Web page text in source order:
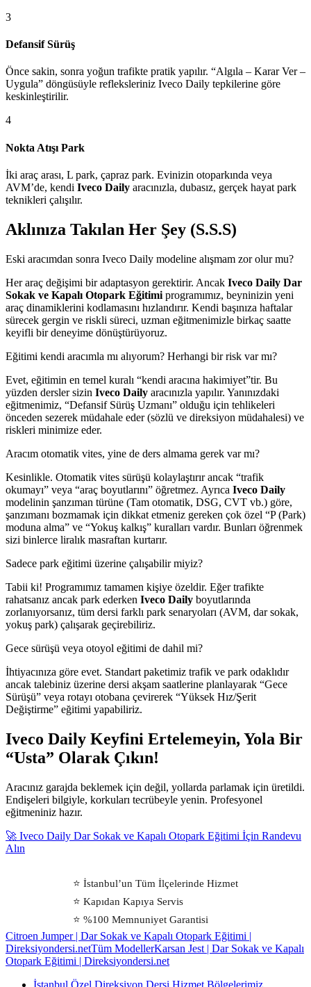
3
Defansif Sürüş
Önce sakin, sonra yoğun trafikte pratik yapılır. “Algıla – Karar Ver –
Uygula” döngüsüyle refleksleriniz Iveco Daily tepkilerine göre
keskinleştirilir.
4
Nokta Atışı Park
İki araç arası, L park, çapraz park. Evinizin otoparkında veya
AVM’de, kendi Iveco Daily aracınızla, dubasız, gerçek hayat park
teknikleri çalışılır.
Aklınıza Takılan Her Şey (S.S.S)
Eski aracımdan sonra Iveco Daily modeline alışmam zor olur mu?
Her araç değişimi bir adaptasyon gerektirir. Ancak Iveco Daily Dar
Sokak ve Kapalı Otopark Eğitimi programımız, beyninizin yeni
araç dinamiklerini kodlamasını hızlandırır. Kendi başınıza haftalar
sürecek gergin ve riskli süreci, uzman eğitmenimizle birkaç saatte
keyifli bir deneyime dönüştürüyoruz.
Eğitimi kendi aracımla mı alıyorum? Herhangi bir risk var mı?
Evet, eğitimin en temel kuralı “kendi aracına hakimiyet”tir. Bu
yüzden dersler sizin Iveco Daily aracınızla yapılır. Yanınızdaki
eğitmenimiz, “Defansif Sürüş Uzmanı” olduğu için tehlikeleri
önceden sezerek müdahale eder (sözlü ve direksiyon müdahalesi) ve
riskleri minimize eder.
Aracım otomatik vites, yine de ders almama gerek var mı?
Kesinlikle. Otomatik vites sürüşü kolaylaştırır ancak “trafik
okumayı” veya “araç boyutlarını” öğretmez. Ayrıca Iveco Daily
modelinin şanzıman türüne (Tam otomatik, DSG, CVT vb.) göre,
şanzımanı bozmamak için dikkat etmeniz gereken çok özel “P (Park)
moduna alma” ve “Yokuş kalkış” kuralları vardır. Bunları öğrenmek
sizi binlerce liralık masraftan kurtarır.
Sadece park eğitimi üzerine çalışabilir miyiz?
Tabii ki! Programımız tamamen kişiye özeldir. Eğer trafikte
rahatsanız ancak park ederken Iveco Daily boyutlarında
zorlanıyorsanız, tüm dersi farklı park senaryoları (AVM, dar sokak,
yokuş park) çalışarak geçirebiliriz.
Gece sürüşü veya otoyol eğitimi de dahil mi?
İhtiyacınıza göre evet. Standart paketimiz trafik ve park odaklıdır
ancak talebiniz üzerine dersi akşam saatlerine planlayarak “Gece
Sürüşü” veya rotayı otobana çevirerek “Yüksek Hız/Şerit
Değiştirme” eğitimi yapabiliriz.
Iveco Daily Keyfini Ertelemeyin, Yola Bir
“Usta” Olarak Çıkın!
Aracınız garajda beklemek için değil, yollarda parlamak için üretildi.
Endişeleri bilgiyle, korkuları tecrübeyle yenin. Profesyonel
eğitmeniniz hazır.
🚀 Iveco Daily Dar Sokak ve Kapalı Otopark Eğitimi İçin Randevu
Alın
⭐ İstanbul’un Tüm İlçelerinde Hizmet
⭐ Kapıdan Kapıya Servis
⭐ %100 Memnuniyet Garantisi
Citroen Jumper | Dar Sokak ve Kapalı Otopark Eğitimi |
Direksiyondersi.netTüm ModellerKarsan Jest | Dar Sokak ve Kapalı
Otopark Eğitimi | Direksiyondersi.net
İstanbul Özel Direksiyon Dersi Hizmet Bölgelerimiz